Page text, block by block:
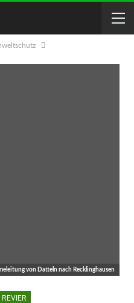
von Datteln nach Recklinghausen